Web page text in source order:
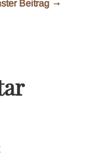
Beitrag →